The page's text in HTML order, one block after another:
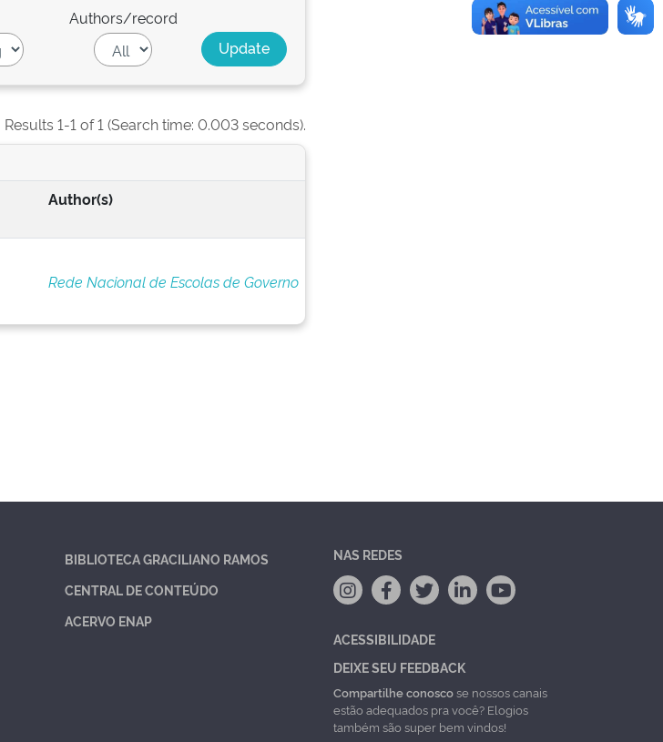
Authors/record
Results 1-1 of 1 (Search time: 0.003 seconds).
Author(s)
Rede Nacional de Escolas de Governo
BIBLIOTECA GRACILIANO RAMOS
CENTRAL DE CONTEÚDO
ACERVO ENAP
NAS REDES
ACESSIBILIDADE
DEIXE SEU FEEDBACK
Compartilhe conoscose nossos canais
estão adequados pra você? Elogios
também são super bem vindos!